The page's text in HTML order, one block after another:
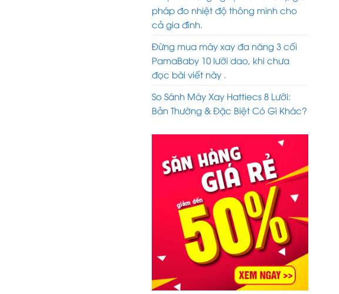
pháp đo nhiệt độ thông minh cho
cả gia đình.
Đừng mua máy xay đa năng 3 cối
PamaBaby 10 lưỡi dao, khi chưa
đọc bài viết này .
So Sánh Máy Xay Hattiecs 8 Lưỡi:
Bản Thường & Đặc Biệt Có Gì Khác?